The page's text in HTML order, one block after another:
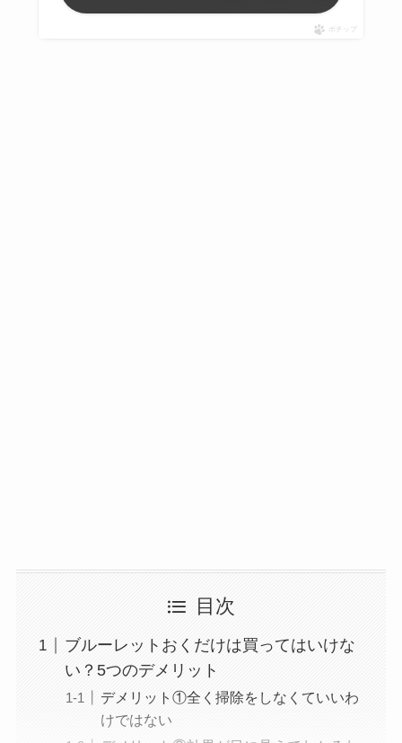
ポチップ
目次
ブルーレットおくだけは買ってはいけな
い？5つのデメリット
デメリット①全く掃除をしなくていいわ
けではない